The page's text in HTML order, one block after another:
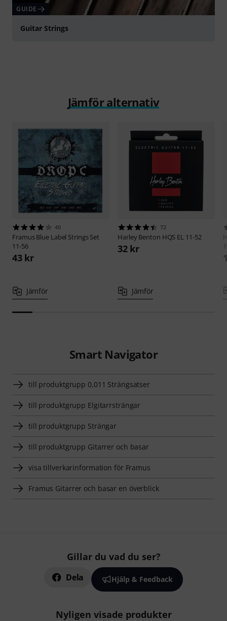
GUIDE
Guitar Strings
Jämför alternativ
40
FramusBlue Label Strings Set
11-56
43 kr
Jämför
72
Harley Benton HQS EL 11-52
32 kr
Jämför
Smart Navigator
till produktgrupp 0,011 Strängsatser
till produktgrupp Elgitarrsträngar
till produktgrupp Strängar
till produktgrupp Gitarrer och basar
visa tillverkarinformation för Framus
Framus Gitarrer och basar en överblick
Gillar du vad du ser?
Dela Hjälp & Feedback
Nyligen visade produkter